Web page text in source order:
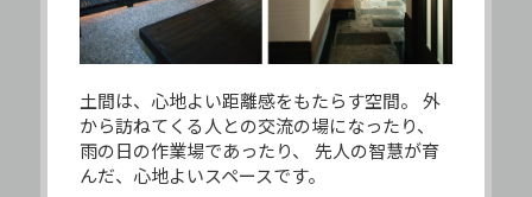
土間は、心地よい距離感をもたらす空間。
外
から訪ねてくる人との交流の場になったり、
雨の日の作業場であったり、
先人の智慧が育
んだ、心地よいスペースです。